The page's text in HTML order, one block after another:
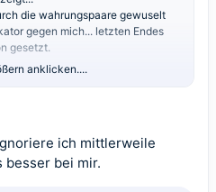
die wahrungspaare gewuselt
gegen mich... letzten Endes
gesetzt.
gehabt das der pfeilindikator
gesehen die sich im
sonst passte alles
als es dann zu spät war hat
anklicken....
ich mittlerweile
besser bei mir.